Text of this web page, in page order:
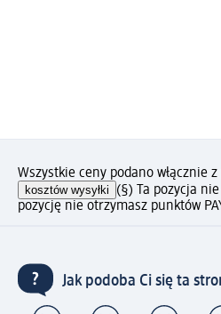
Wszystkie ceny podano włącznie
kosztów wysyłki (§) Ta pozycja
pozycję nie otrzymasz punktów
Jak podoba Ci się ta